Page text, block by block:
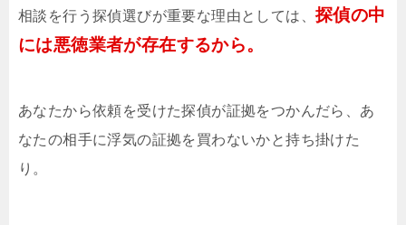
相談を行う探偵選びが重要な理由としては、 探偵の中
には悪徳業者が存在するから。
あなたから依頼を受けた探偵が証拠をつかんだら、あ
なたの相手に浮気の証拠を買わないかと持ち掛けた
り。